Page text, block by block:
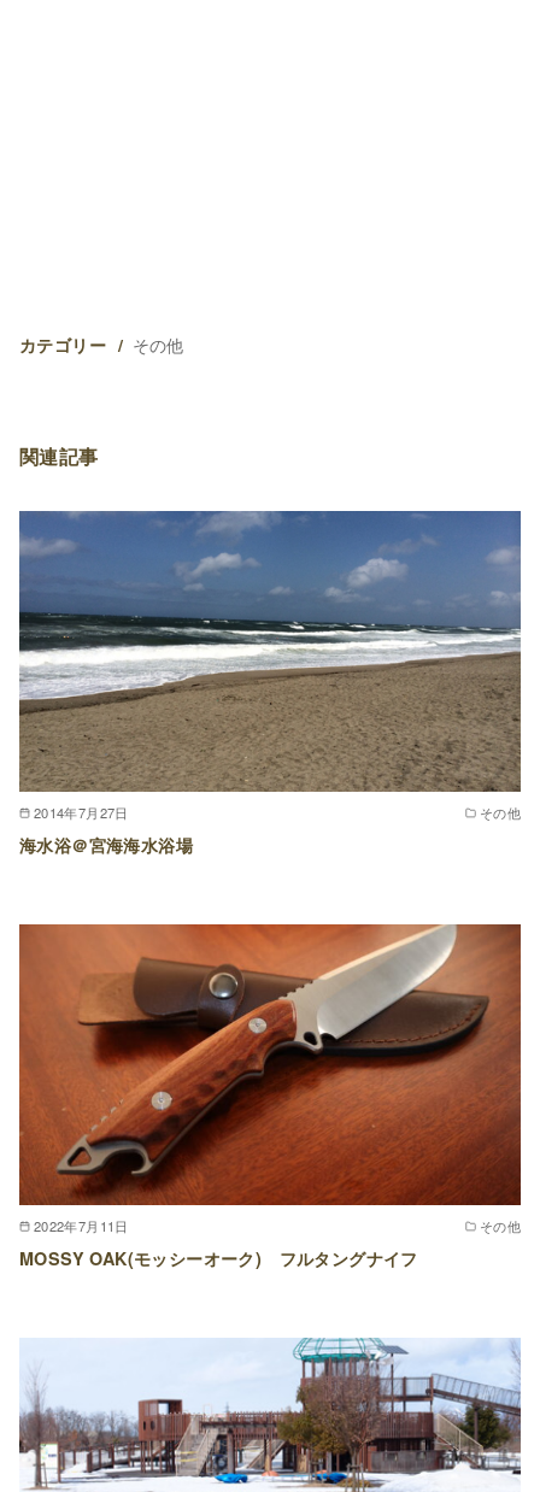
カテゴリー その他
関連記事
2014年7月27日 その他
海水浴＠宮海海水浴場
2022年7月11日 その他
MOSSY OAK(モッシーオーク) フルタングナイフ